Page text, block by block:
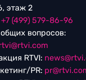
этаж 2
+7 (499) 579-86-96
вопросов:
RTVI:
PR: